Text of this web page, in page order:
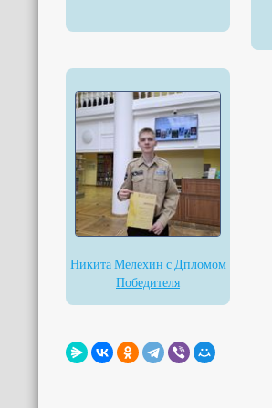
Никита Мелехин с Дпломом
Победителя